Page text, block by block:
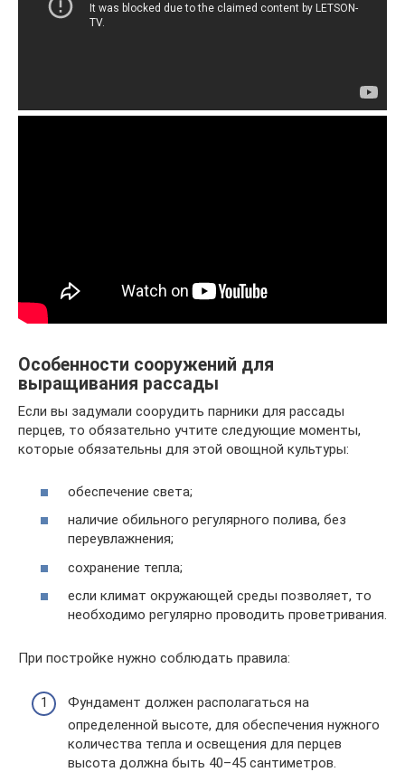
Особенности сооружений для
выращивания рассады
Если вы задумали соорудить парники для рассады
перцев, то обязательно учтите следующие моменты,
которые обязательны для этой овощной культуры:
обеспечение света;
наличие обильного регулярного полива, без
переувлажнения;
сохранение тепла;
если климат окружающей среды позволяет, то
необходимо регулярно проводить проветривания.
При постройке нужно соблюдать правила:
Фундамент должен располагаться на
определенной высоте, для обеспечения нужного
количества тепла и освещения для перцев
высота должна быть 40–45 сантиметров.